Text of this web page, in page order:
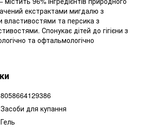
екстрактами мигдалю з
властивостями та персика з
Спонукає дітей до гігієни з
та офтальмологічно
8058664129386
Засоби для купання
Гель